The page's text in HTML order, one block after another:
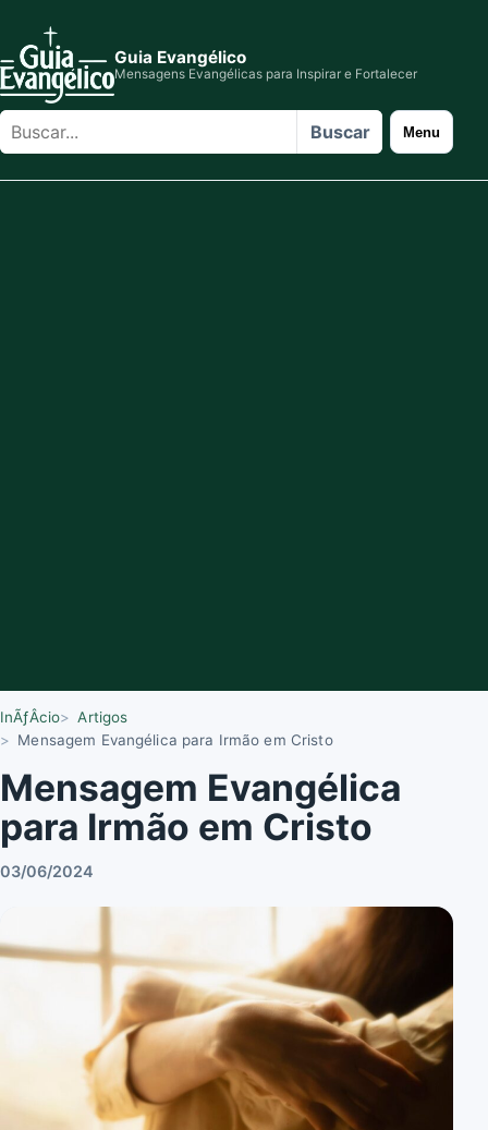
Guia Evangélico
Mensagens Evangélicas para Inspirar e Fortalecer
Buscar
no
site
Buscar Menu
InÃƒÂ­cio
Artigos
Mensagem Evangélica para Irmão em Cristo
Mensagem Evangélica
para Irmão em Cristo
03/06/2024